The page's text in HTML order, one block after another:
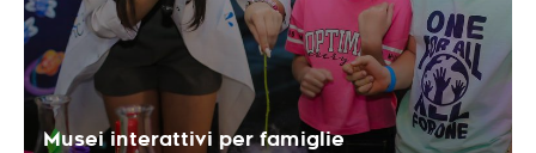
Musei interattivi per famiglie